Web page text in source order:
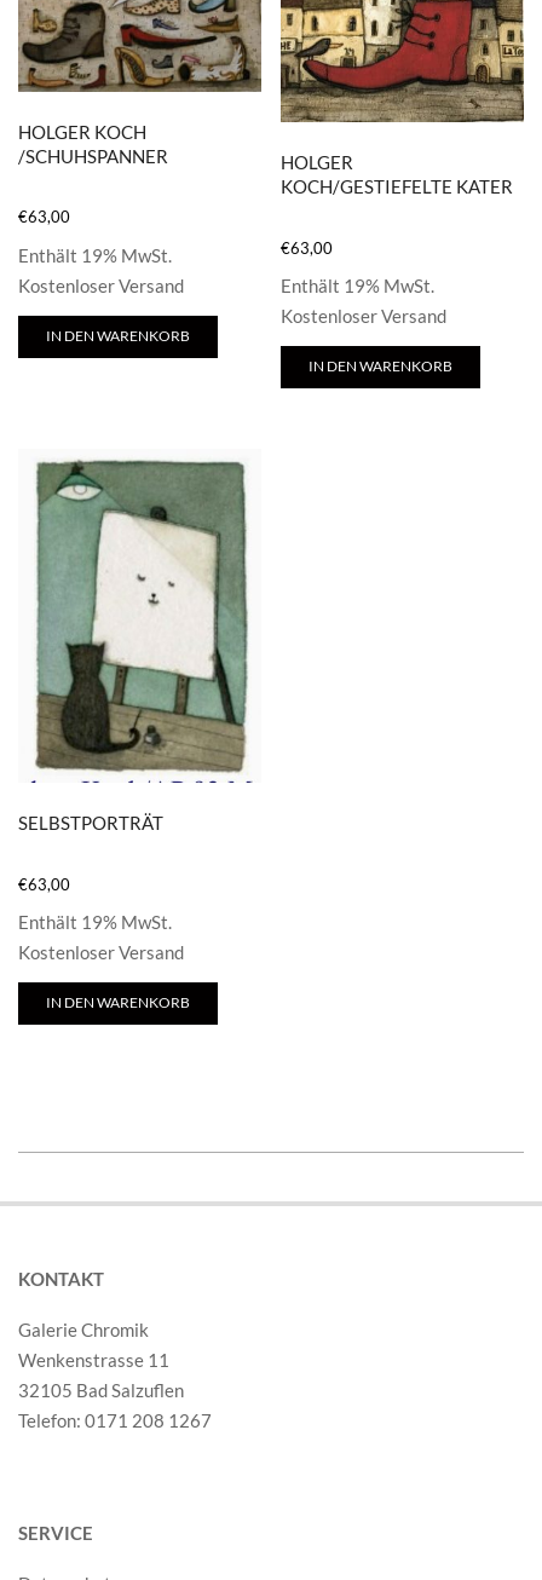
HOLGER KOCH
/SCHUHSPANNER
€63,00
Enthält 19% MwSt.
Kostenloser Versand
IN DEN WARENKORB
HOLGER
KOCH/GESTIEFELTE KATER
€63,00
Enthält 19% MwSt.
Kostenloser Versand
IN DEN WARENKORB
SELBSTPORTRÄT
€63,00
Enthält 19% MwSt.
Kostenloser Versand
IN DEN WARENKORB
10-
KONTAKT
Galerie Chromik
Wenkenstrasse 11
32105 Bad Salzuflen
Telefon: 0171 208 1267
SERVICE